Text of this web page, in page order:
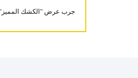
جرب عرض "الكشك المميز" الخاص بنا: